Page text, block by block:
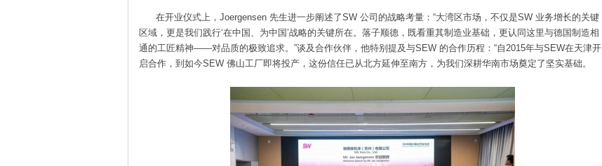
在开业仪式上，Joergensen 先生进一步阐述了SW 公司的战略考量：“大湾区市场，不仅是SW 业务增长的关键
区域，更是我们践行‘在中国、为中国’战略的关键所在。落子顺德，既看重其制造业基础，更认同这里与德国制造相
通的工匠精神——对品质的极致追求。”谈及合作伙伴，他特别提及与SEW 的合作历程：“自2015年与SEW在天津开
启合作，到如今SEW 佛山工厂即将投产，这份信任已从北方延伸至南方，为我们深耕华南市场奠定了 坚实基础。